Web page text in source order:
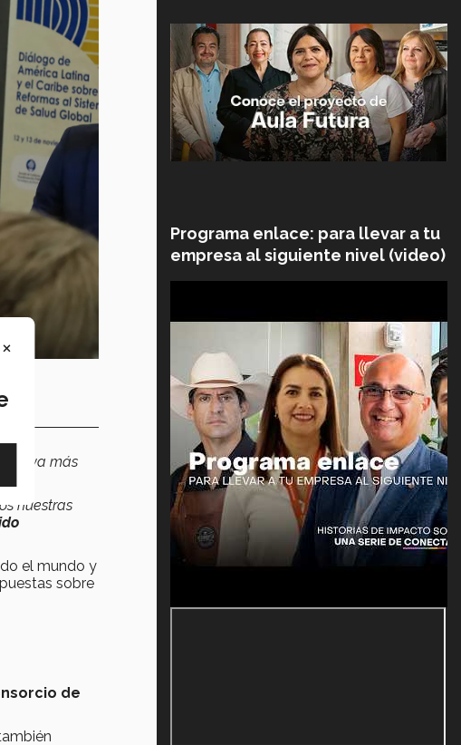
que va más
nuestras
el mundo y
sobre
de
Programa enlace: para llevar a tu
empresa al siguiente nivel (video)
×